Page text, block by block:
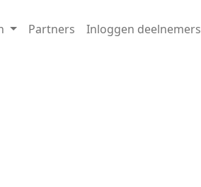
Partners Inloggen deelnemers